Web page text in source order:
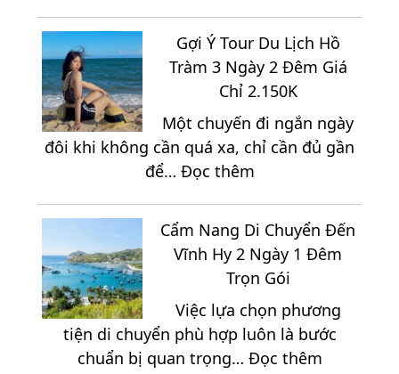
Tổ
Chức
Team
Building
Du
Lịch
Chữ
3
Ngày
2
Đêm
Nghiệm
Quan
Trọng
Đi
Mũi
2
Ngày
1
Gợi Ý Tour Du Lịch Hồ
Tràm 3 Ngày 2 Đêm Giá
Chỉ 2.150K
Một chuyến đi ngắn ngày
đôi khi không cần quá xa, chỉ cần đủ gần
để… Đọc thêm:
Ý
Tour
Du
Lịch
Hồ
Tràm
3
Cẩm Nang Di Chuyển Đến
Vĩnh Hy 2 Ngày 1 Đêm
Trọn Gói
Việc lựa chọn phương
tiện di chuyển phù hợp luôn là bước
chuẩn bị quan trọng… Đọc thêm: